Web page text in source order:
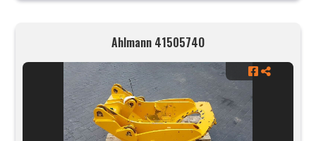
Ahlmann 4150574O